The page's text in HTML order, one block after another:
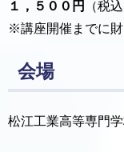
１，５００円
（税込
※講座開催までに財
会場
松江工業高等専門